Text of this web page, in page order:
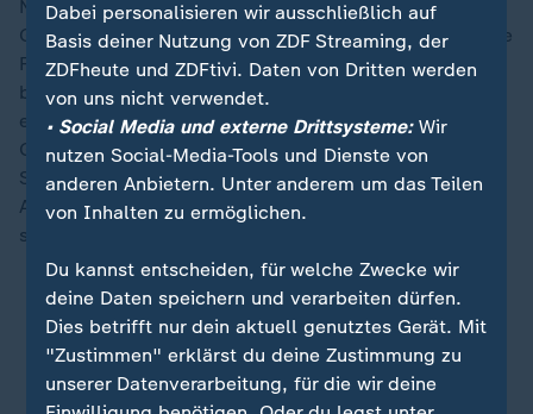
Nagelsmann Gast im aktuellen sportstudio. Im
Gespräch mit Jochen Breyer wird Nagelsmann wichtige
Fragen im Hinblick auf seinen WM-Kader zu
beantworten haben. Wird Manuel Neuer doch noch
einmal reaktiviert? Wer soll den verletzten Serge
Gnabry als Zehner ersetzen? Und wer ist eigentlich als
Stoßstürmer eingeplant, wo doch Kai Havertz beim FC
Arsenal und Nick Woltemade bei Newcastle United
selten in der Startelf stehen?
Nagelsmann am Samstagabend im ZDF: Was sagt
der Bundestrainer im Sportstudio zu Manuel
Neuer?
Dabei personalisieren wir ausschließlich auf
Basis deiner Nutzung von ZDF Streaming, der
ZDFheute und ZDFtivi. Daten von Dritten werden
von uns nicht verwendet.
• Social Media und externe Drittsysteme:Wir
nutzen Social-Media-Tools und Dienste von
anderen Anbietern. Unter anderem um das Teilen
von Inhalten zu ermöglichen.
Du kannst entscheiden, für welche Zwecke wir
deine Daten speichern und verarbeiten dürfen.
Dies betrifft nur dein aktuell genutztes Gerät. Mit
"Zustimmen" erklärst du deine Zustimmung zu
unserer Datenverarbeitung, für die wir deine